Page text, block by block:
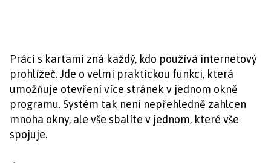
Práci s kartami zná každý, kdo používá internetový
prohlížeč. Jde o velmi praktickou funkci, která
umožňuje otevření více stránek v jednom okně
programu. Systém tak není nepřehledně zahlcen
mnoha okny, ale vše sbalíte v jednom, které vše
spojuje.